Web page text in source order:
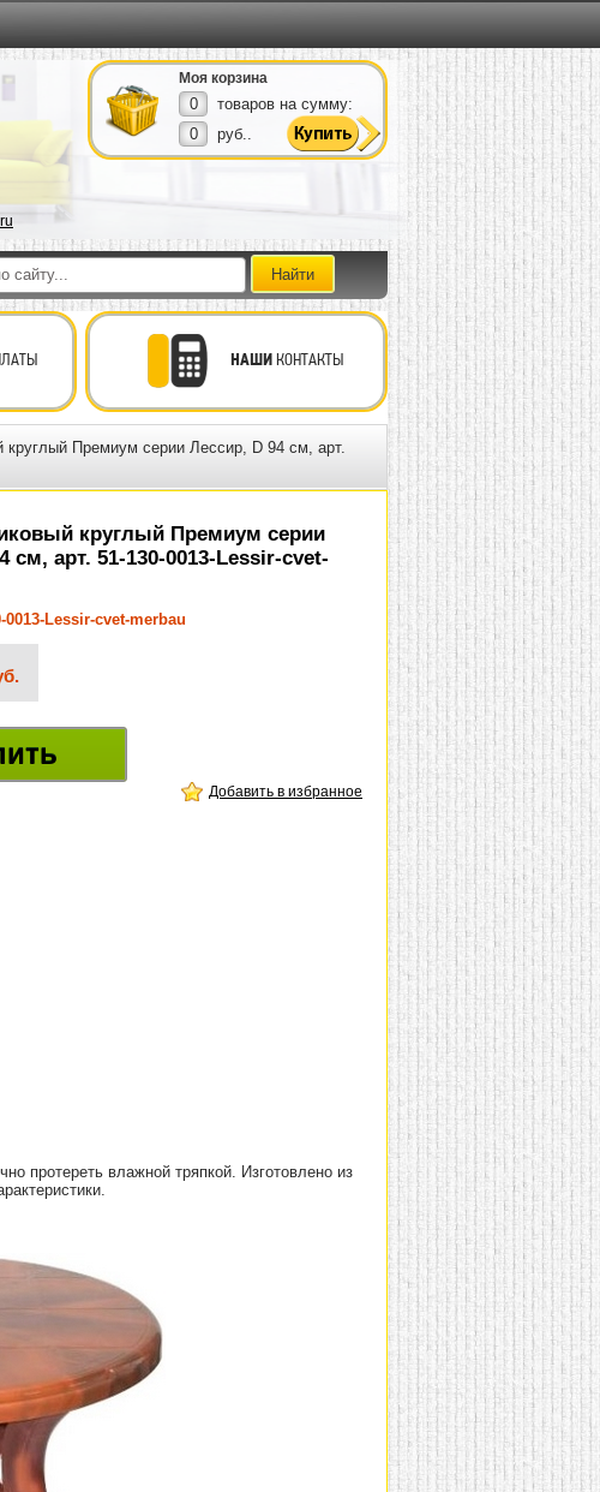
Моя корзина
0
товаров на сумму:
0
руб..
НАШИКОНТАКТЫ
круглый Премиум серии Лессир, D 94 см, арт.
круглый Премиум серии
см, арт. 51-130-0013-Lessir-cvet-
0013-Lessir-cvet-merbau
Добавить в избранное
протереть влажной тряпкой. Изготовлено из